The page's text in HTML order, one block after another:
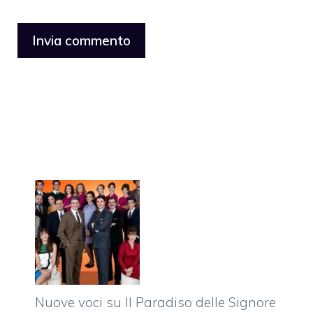
Nuove voci su Il Paradiso delle Signore